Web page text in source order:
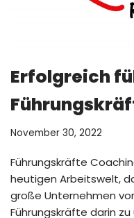
Erfolgreich
November 30, 2022
Führungskräfte
heutigen Arbeitswelt,
große Unternehmen
Führungskräfte darin